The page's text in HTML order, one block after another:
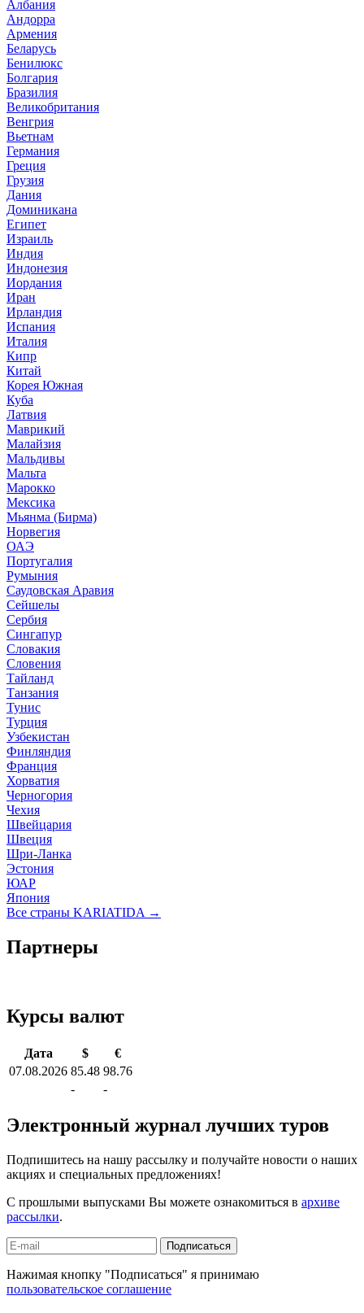
Албания
Андорра
Армения
Беларусь
Бенилюкс
Болгария
Бразилия
Великобритания
Венгрия
Вьетнам
Германия
Греция
Грузия
Дания
Доминикана
Египет
Израиль
Индия
Индонезия
Иордания
Иран
Ирландия
Испания
Италия
Кипр
Китай
Корея Южная
Куба
Латвия
Маврикий
Малайзия
Мальдивы
Мальта
Марокко
Мексика
Мьянма (Бирма)
Норвегия
ОАЭ
Португалия
Румыния
Саудовская Аравия
Сейшелы
Сербия
Сингапур
Словакия
Словения
Тайланд
Танзания
Тунис
Турция
Узбекистан
Финляндия
Франция
Хорватия
Черногория
Чехия
Швейцария
Швеция
Шри-Ланка
Эстония
ЮАР
Япония
Все страны KARIATIDA →
Партнеры
Курсы валют
Дата $
€
07.08.2026 85.48 98.76
-
-
Электронный журнал лучших туров
Подпишитесь на нашу рассылку и получайте новости о наших
акциях и специальных предложениях!
С прошлыми выпусками Вы можете ознакомиться в архиве
рассылки.
Подписаться
Нажимая кнопку "Подписаться" я принимаю
пользовательское соглашение